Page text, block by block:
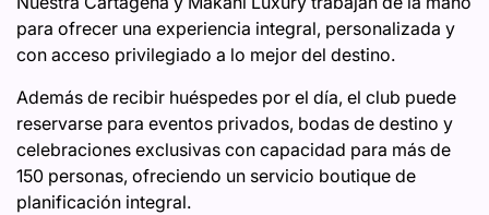
para ofrecer una experiencia integral, personalizada y
con acceso privilegiado a lo mejor del destino.
Además de recibir huéspedes por el día, el club puede
reservarse para eventos privados, bodas de destino y
celebraciones exclusivas con capacidad para más de
150 personas, ofreciendo un servicio boutique de
planificación integral.